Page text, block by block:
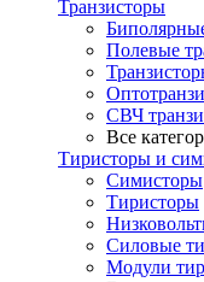
Транзисторы
Полевые
СВЧ
Все
Тиристоры и
Симисторы
Тиристоры
Силовые
Модули